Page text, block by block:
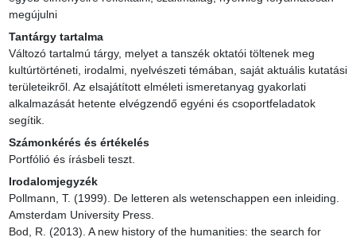
megújulni
Tantárgy tartalma
Változó tartalmú tárgy, melyet a tanszék oktatói töltenek meg
kultúrtörténeti, irodalmi, nyelvészeti témában, saját aktuális kutatási
területeikről. Az elsajátított elméleti ismeretanyag gyakorlati
alkalmazását hetente elvégzendő egyéni és csoportfeladatok
segítik.
Számonkérés és értékelés
Portfólió és írásbeli teszt.
Irodalomjegyzék
Pollmann, T. (1999). De letteren als wetenschappen een inleiding.
Amsterdam University Press.
Bod, R. (2013). A new history of the humanities: the search for